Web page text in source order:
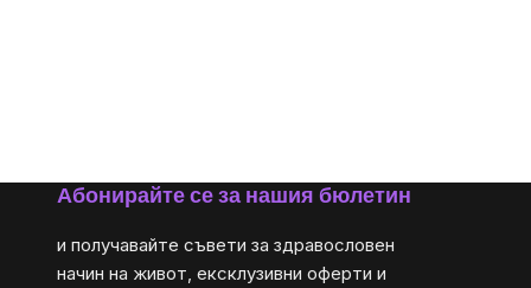
Абонирайте се за нашия бюлетин
и получавайте съвети за здравословен
начин на живот, ексклузивни оферти и